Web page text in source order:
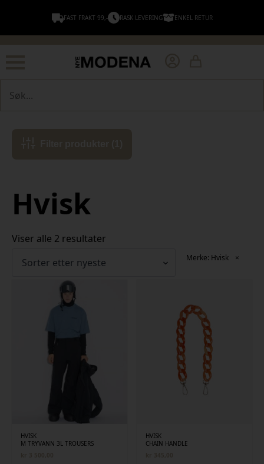
FAST FRAKT 99,- RASK LEVERING ENKEL RETUR
Hvisk
Viser alle 2 resultater
Merke: Hvisk ×
HVISK
M TRYVANN 3L TROUSERS
HVISK
CHAIN HANDLE